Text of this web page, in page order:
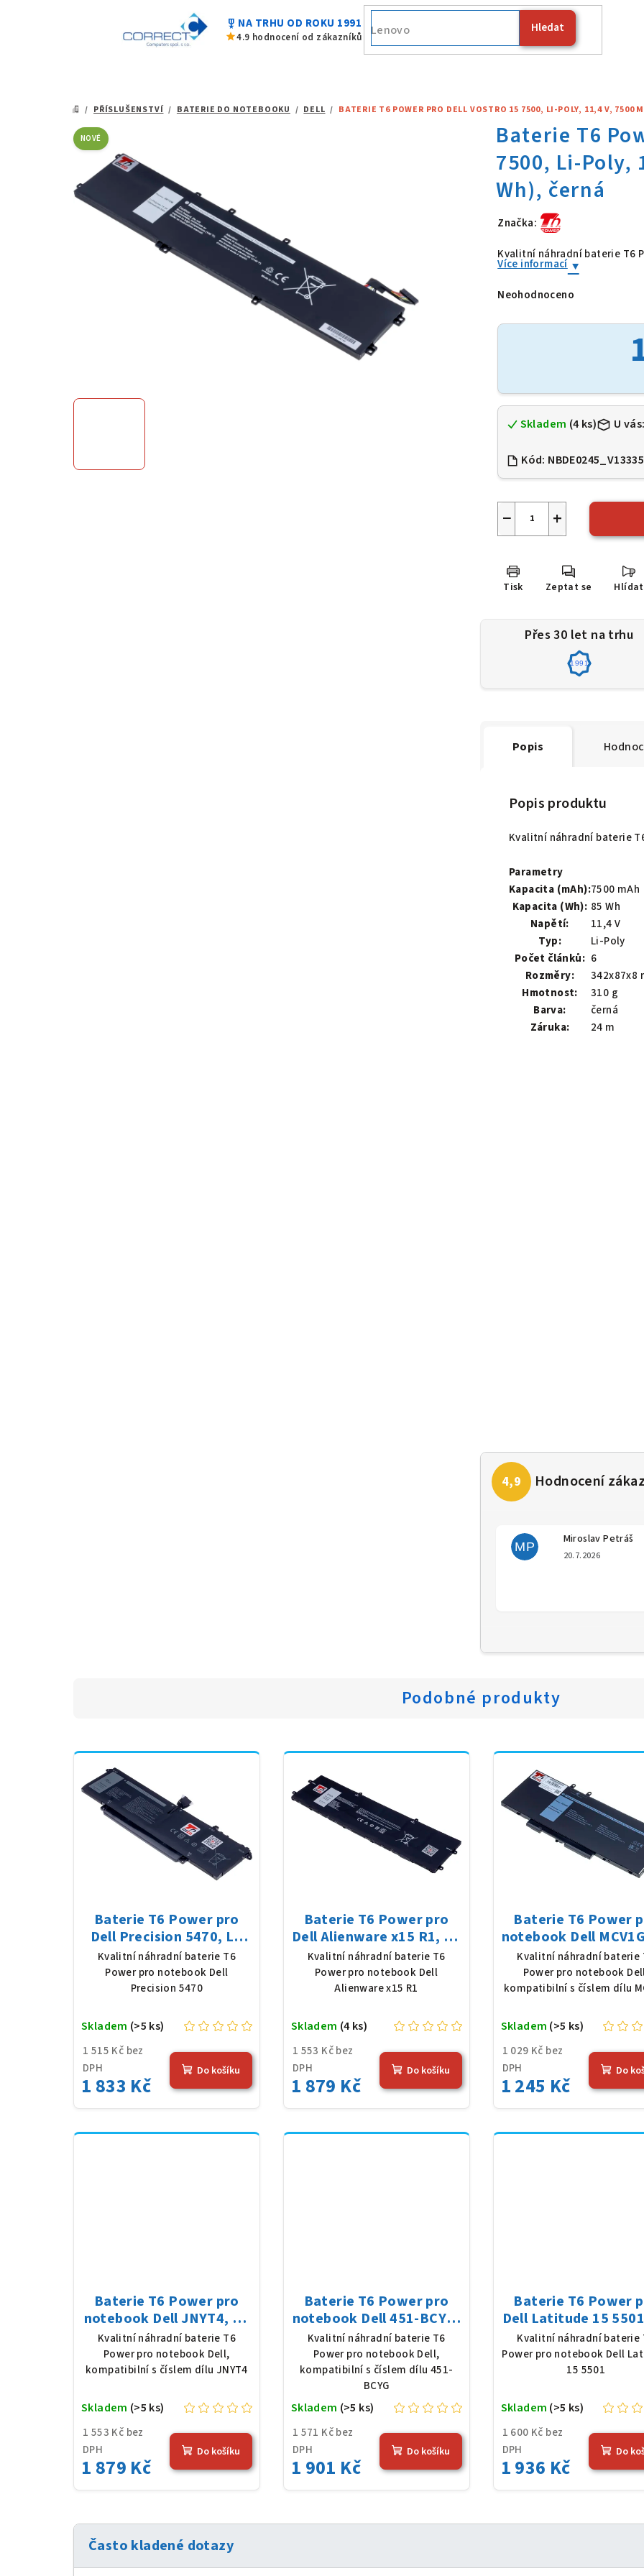
military_tech NA TRHU OD ROKU 1991
star4.9 hodnocení od zákazníků
Hledat
Fujitsu
DOMŮ
/ PŘÍSLUŠENSTVÍ / BATERIE DO NOTEBOOKU / DELL / BATERIE T6 POWER PRO DELL VOSTRO 15 7500, LI-POLY, 11,4 V, 7500
Značka:
Baterie T6
Kvalitní náhradní baterie T6
Více informací
Průměrné
produktu
je
Neohodnoceno
Skladem (4 ks) U
Kód:
+
−
Tisk Zeptat se Hlídat
NOVÉ
Přes 30 let na trhu
1991
Popis
Popis produktu
Kvalitní náhradní baterie
Parametry
Kapacita (mAh):7500 mAh
Kapacita (Wh): 85 Wh
Napětí:
11,4 V
Typ:
Li-Poly
Počet článků: 6
Rozměry:
342x87x8
Hmotnost:
310 g
Barva:
černá
Záruka:
24 m
MP
Miroslav Petráš
20.7.2026
Podobné produkty
Baterie T6 Power pro
Dell Precision 5470, Li-
Poly, 15,4 V, 4670 mAh
(72 Wh), černá
Kvalitní náhradní baterie T6
Power pro notebook Dell
Precision 5470
1 515 Kč bez
DPH
1 833 Kč
Skladem (>5 ks)
Do košíku
Baterie T6 Power pro
Dell Alienware x15 R1, Li-
Poly, 11,4 V, 7630 mAh
(87 Wh), černá
Kvalitní náhradní baterie T6
Power pro notebook Dell
Alienware x15 R1
1 553 Kč bez
DPH
1 879 Kč
Skladem (4 ks)
Do košíku
Baterie T6 Power
notebook Dell
Poly, 7,6 V, 8000
Wh), černá
Kvalitní náhradní baterie
Power pro notebook
kompatibilní s číslem dílu
1 029 Kč bez
DPH
1 245 Kč
Skladem (>5 ks)
Do
Baterie T6 Power pro
notebook Dell JNYT4, Li-
Poly, 11,4 V, 4878 mAh
(57 Wh), černá
Kvalitní náhradní baterie T6
Power pro notebook Dell,
kompatibilní s číslem dílu JNYT4
1 553 Kč bez
DPH
1 879 Kč
Skladem (>5 ks)
Do košíku
Baterie T6 Power pro
notebook Dell 451-BCYG,
Li-Poly, 11,55 V, 8050
mAh (93 Wh), černá
Kvalitní náhradní baterie T6
Power pro notebook Dell,
kompatibilní s číslem dílu 451-
BCYG
1 571 Kč bez
DPH
1 901 Kč
Skladem (>5 ks)
Do košíku
Baterie T6 Power
Dell Latitude 15
Poly, 11,4 V, 8500
(97 Wh), černá
Kvalitní náhradní baterie
Power pro notebook Dell
15 5501
1 600 Kč bez
DPH
1 936 Kč
Skladem (>5 ks)
Do
Často kladené dotazy
hvězdiček.